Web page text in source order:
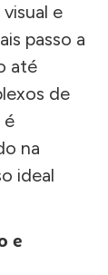
e
passo a
até
de
é
na
ideal
e